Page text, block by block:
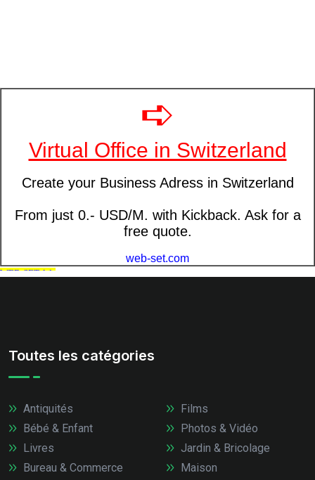
Toutes les catégories
Antiquités
Bébé & Enfant
Livres
Bureau & Commerce
Films
Photos & Vidéo
Jardin & Bricolage
Maison